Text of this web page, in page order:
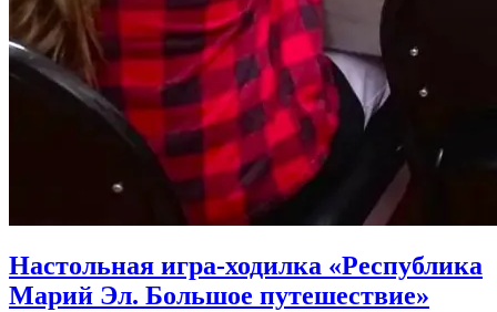
Настольная игра-ходилка «Республика
Марий Эл. Большое путешествие»